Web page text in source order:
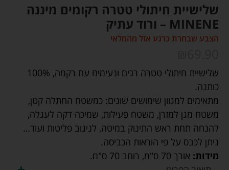
שלישיית חיתולי טטרה רקומים מיננה
MINENE – ורוד עתיק
הצבע שבחרת כרגע אזל מהמלאי
שלישיית חיתולי טטרה רכים ונעימים עם רקמה, 100%
כותנה.
מתאימים למגוון שימושים שונים: כמשטח החתלה קטן,
משטח מגן למזרן, משטח פעילות, שמיכה דקה לעגלה,
להנחה תחת ראש התינוק במיטה, לניגוב פליטות ועוד…
ניתן לכבס על פי הוראות הכביסה.
מידות: אורך 70 ס"מ , רוחב 70 ס"מ.